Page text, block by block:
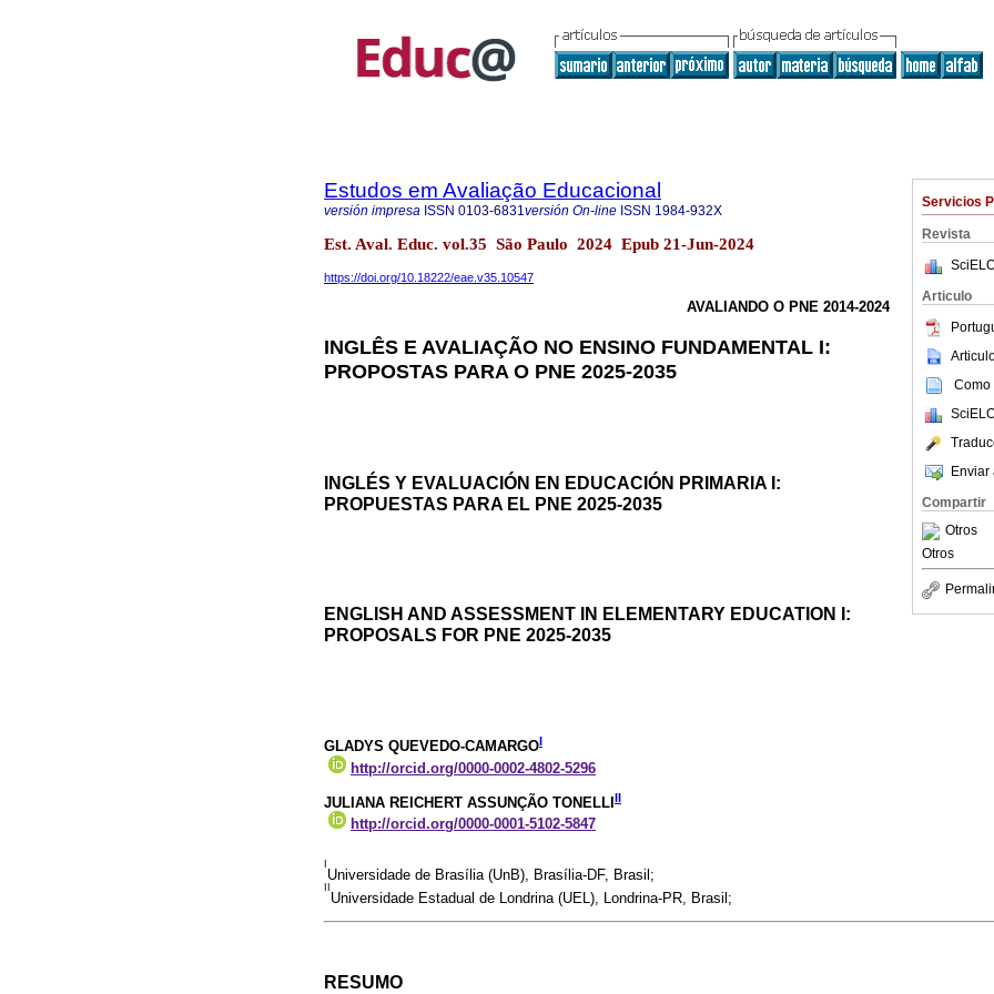
Servicios
Revista
Articulo
Como
Enviar
Compartir
Otros
Otros
Estudos em Avaliação Educacional
versión impresa ISSN 0103-6831versión On-line ISSN 1984-932X
Est. Aval. Educ. vol.35 São Paulo 2024 Epub 21-Jun-2024
https://doi.org/10.18222/eae.v35.10547
AVALIANDO O PNE 2014-2024
INGLÊS E AVALIAÇÃO NO ENSINO FUNDAMENTAL I:
PROPOSTAS PARA O PNE 2025-2035
INGLÉS Y EVALUACIÓN EN EDUCACIÓN PRIMARIA I:
PROPUESTAS PARA EL PNE 2025-2035
ENGLISH AND ASSESSMENT IN ELEMENTARY EDUCATION I:
PROPOSALS FOR PNE 2025-2035
GLADYS QUEVEDO-CAMARGO
http://orcid.org/0000-0002-4802-5296
JULIANA REICHERT ASSUNÇÃO TONELLI II
http://orcid.org/0000-0001-5102-5847
Universidade de Brasília (UnB), Brasília-DF, Brasil;
Universidade Estadual de Londrina (UEL), Londrina-PR, Brasil;
RESUMO